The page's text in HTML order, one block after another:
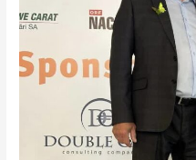
cadrul
Raional
la
2024